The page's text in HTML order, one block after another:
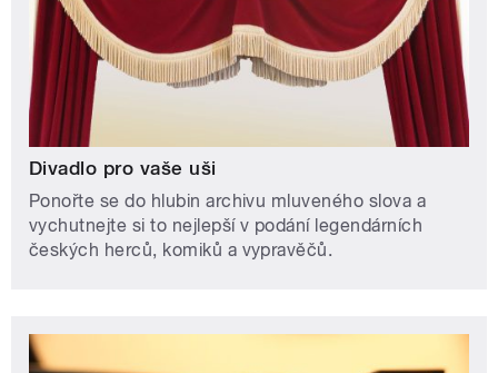
Divadlo pro vaše uši
Ponořte se do hlubin archivu mluveného slova a
vychutnejte si to nejlepší v podání legendárních
českých herců, komiků a vypravěčů.